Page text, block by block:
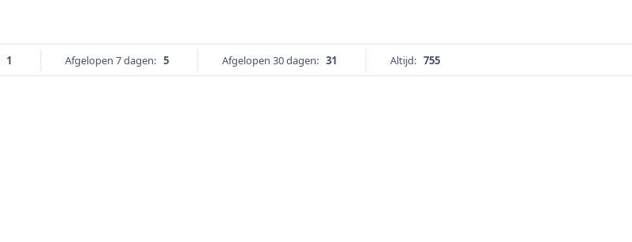
1 Afgelopen 7 dagen: 5 Afgelopen 30 dagen: 31 Altijd: 755